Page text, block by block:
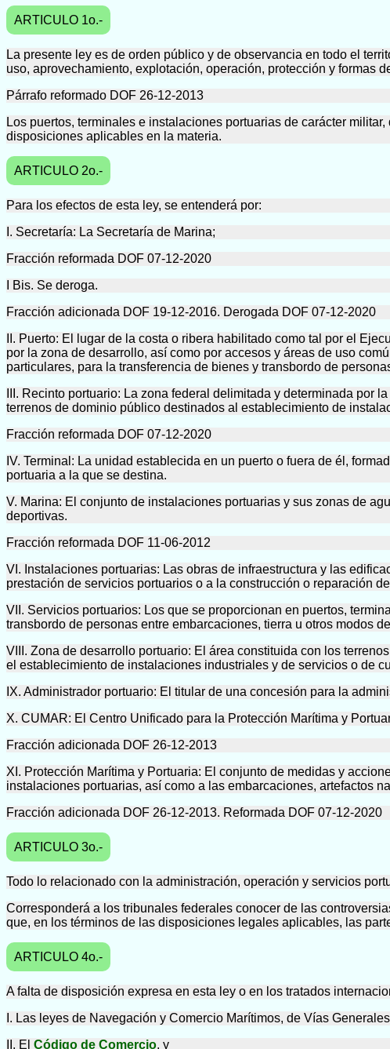
ARTICULO 1o.-
La presente ley es de orden público y de observancia en todo el
uso, aprovechamiento, explotación, operación, protección y formas
Párrafo reformado DOF 26-12-2013
Los puertos, terminales e instalaciones portuarias de carácter
disposiciones aplicables en la materia.
ARTICULO 2o.-
Para los efectos de esta ley, se entenderá por:
I. Secretaría: La Secretaría de Marina;
Fracción reformada DOF 07-12-2020
I Bis. Se deroga.
Fracción adicionada DOF 19-12-2016. Derogada DOF 07-12-2020
II. Puerto: El lugar de la costa o ribera habilitado como tal por el
por la zona de desarrollo, así como por accesos y áreas de uso
particulares, para la transferencia de bienes y transbordo de
III. Recinto portuario: La zona federal delimitada y determinada por
terrenos de dominio público destinados al establecimiento de
Fracción reformada DOF 07-12-2020
IV. Terminal: La unidad establecida en un puerto o fuera de él,
portuaria a la que se destina.
V. Marina: El conjunto de instalaciones portuarias y sus zonas de
deportivas.
Fracción reformada DOF 11-06-2012
VI. Instalaciones portuarias: Las obras de infraestructura y las
prestación de servicios portuarios o a la construcción o reparación
VII. Servicios portuarios: Los que se proporcionan en puertos,
transbordo de personas entre embarcaciones, tierra u otros modos
VIII. Zona de desarrollo portuario: El área constituida con los
el establecimiento de instalaciones industriales y de servicios o de
IX. Administrador portuario: El titular de una concesión para la
X. CUMAR: El Centro Unificado para la Protección Marítima y
Fracción adicionada DOF 26-12-2013
XI. Protección Marítima y Portuaria: El conjunto de medidas y
instalaciones portuarias, así como a las embarcaciones, artefactos
Fracción adicionada DOF 26-12-2013. Reformada DOF 07-12-2020
ARTICULO 3o.-
Todo lo relacionado con la administración, operación y servicios
Corresponderá a los tribunales federales conocer de las
que, en los términos de las disposiciones legales aplicables, las
ARTICULO 4o.-
A falta de disposición expresa en esta ley o en los tratados
I. Las leyes de Navegación y Comercio Marítimos, de Vías
II. El Código de Comercio, y